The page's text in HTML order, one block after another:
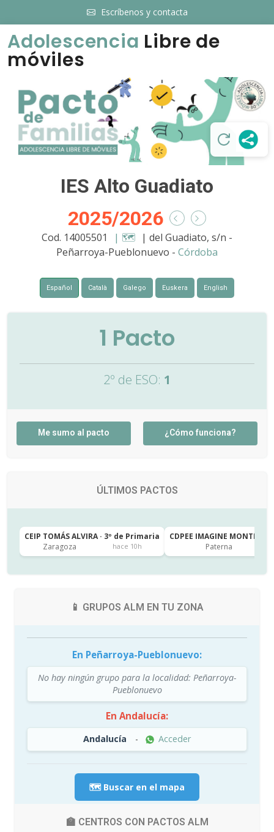
Escríbenos y contacta
Adolescencia Libre de
móviles
IES Alto Guadiato
2025/2026
Cod. 14005501 | 🗺️ | del Guadiato, s/n -
Peñarroya-Pueblonuevo - Córdoba
Español Català Galego Euskera English
1 Pacto
2º de ESO: 1
Me sumo al pacto ¿Cómo funciona?
ÚLTIMOS PACTOS
CEIP TOMÁS ALVIRA · 3º de Primaria
Zaragoza
hace 10h
CDPEE IMAGINE
Paterna
📱 GRUPOS ALM EN TU ZONA
En Peñarroya-Pueblonuevo:
No hay ningún grupo para la localidad: Peñarroya-
Pueblonuevo
En Andalucía:
Andalucía - Acceder
🗺️ Buscar en el mapa
🏫 CENTROS CON PACTOS ALM